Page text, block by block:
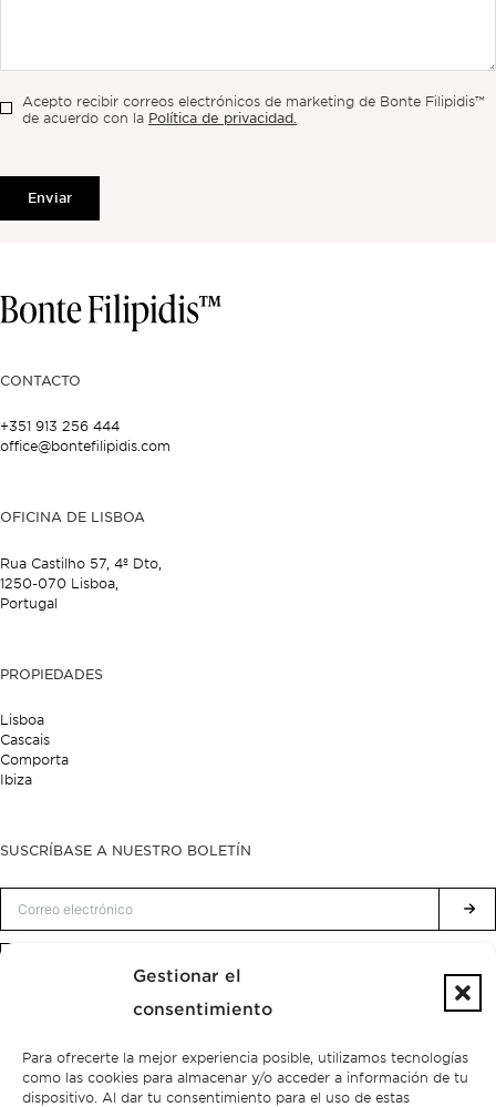
Gestionar el
consentimiento
Para ofrecerte la mejor experiencia posible, utilizamos tecnologías
como las cookies para almacenar y/o acceder a información de tu
dispositivo. Al dar tu consentimiento para el uso de estas
Acepto recibir correos electrónicos de marketing de Bonte Filipidis™
de acuerdo con la Política de privacidad.
Enviar
CONTACTO
+351 913 256 444
office@bontefilipidis.com
OFICINA DE LISBOA
Rua Castilho 57, 4º Dto,
1250-070 Lisboa,
Portugal
PROPIEDADES
Lisboa
Cascais
Comporta
Ibiza
SUSCRÍBASE A NUESTRO BOLETÍN